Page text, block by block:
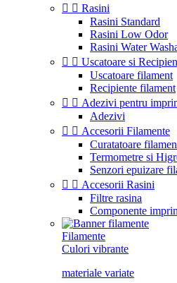
  Rasini
Rasini Standard
Rasini Low Odor
Rasini Water
  Uscatoare si
Uscatoare filament
Recipiente filament
  Adezivi pentru
Adezivi
  Accesorii Filamente
Curatatoare
Termometre si
Senzori epuizare
  Accesorii Rasini
Filtre rasina
Componente
Filamente
Culori vibrante
materiale variate